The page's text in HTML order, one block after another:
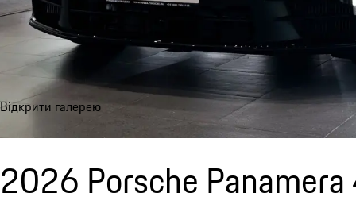
Відкрити галерею
2026 Porsche